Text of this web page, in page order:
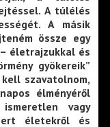
A túlélés
A másik
össze egy
életrajzukkal és
gyökereik”
kell szavatolnom,
élményéről
vagy
életekről és